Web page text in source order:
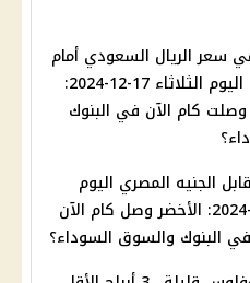
سعر الريال السعودي أمام
الجنيه المصري اليوم الثلاثاء 17-12-2024:
كام الآن في البنوك
الجنيه المصري اليوم
الثلاثاء 17-12-2024: الأخضر وصل كام الآن
في البنوك والسوق السوداء؟